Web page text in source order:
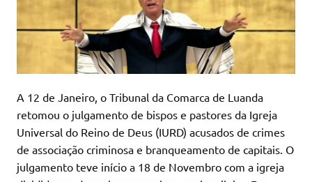
A 12 de Janeiro, o Tribunal da Comarca de Luanda
retomou o julgamento de bispos e pastores da Igreja
Universal do Reino de Deus (IURD) acusados de crimes
de associação criminosa e branqueamento de capitais. O
julgamento teve início a 18 de Novembro com a igreja